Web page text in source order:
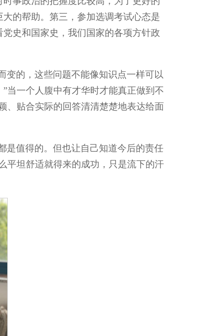
的帮助。第三，参加选调考试心态是
史和国家史，我们国家的各项方针政
变的，这些问题不能像知识点一样可以
当一个人腹中有才华时才能真正做到不
、贴合实际的回答清清楚楚地表达给面
是值得的。但也让自己知道今后的责任
平坦舒适就得来的成功，只是流下的汗